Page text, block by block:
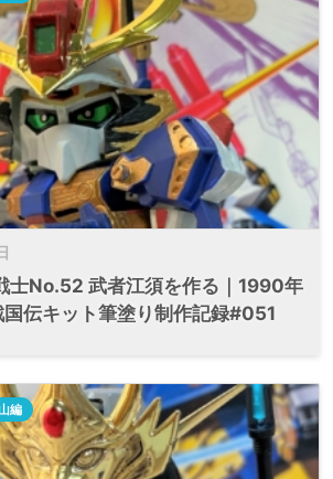
士No.52 武者江須を作る｜1990年
伝キット筆塗り制作記録#051
編